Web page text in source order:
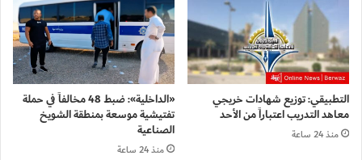
التطبيقي: توزيع شهادات خريجي
معاهد التدريب اعتباراً من الأحد
منذ 24 ساعة
«الداخلية»: ضبط 48 مخالفاً في حملة
تفتيشية موسعة بمنطقة الشويخ
الصناعية
منذ 24 ساعة